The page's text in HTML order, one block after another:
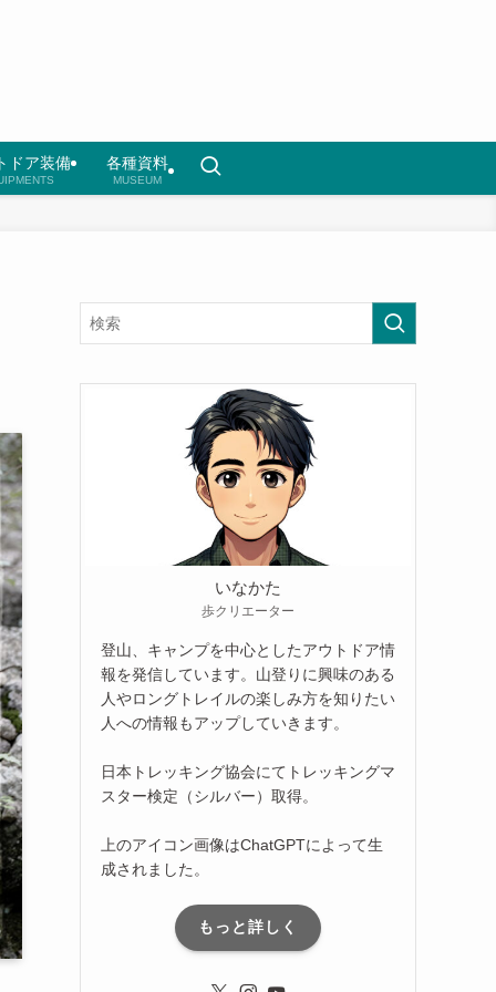
ドア装備 各種資料
MUSEUM
いなかた
歩クリエーター
登山、キャンプを中心としたアウトドア情
報を発信しています。山登りに興味のある
人やロングトレイルの楽しみ方を知りたい
人への情報もアップしていきます。
日本トレッキング協会にてトレッキングマ
スター検定（シルバー）取得。
上のアイコン画像はChatGPTによって生
成されました。
もっと詳しく